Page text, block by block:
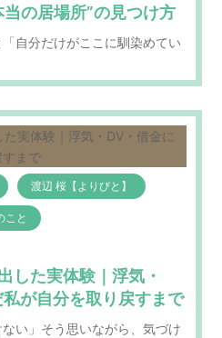
の居場所”の見つけ方
自分だけがここに馴染めてい
渡辺 桜【よりびと】
こと
した実体験｜浮気・
が自分を取り戻すまで
ない」そう思いながら、気づけ